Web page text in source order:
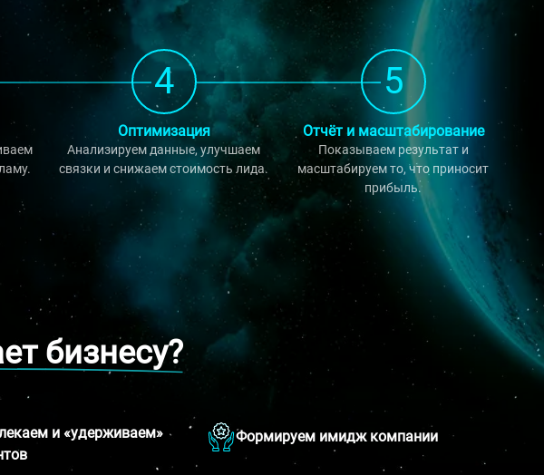
4
Оптимизация
Анализируем данные, улучшаем
связки и снижаем стоимость лида.
5
Отчёт и масштабирование
Показываем результат и
масштабируем то, что приносит
прибыль.
бизнесу?
и «удерживаем»
Формируем имидж компании